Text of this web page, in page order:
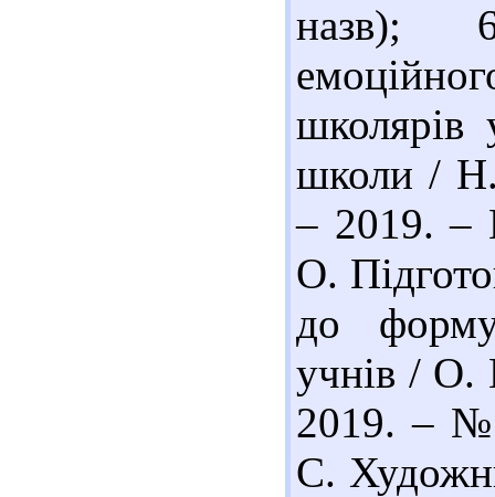
назв);
школярів
школи / Н.
– 2019.
О.
до
учнів / О.
2019. –
С.